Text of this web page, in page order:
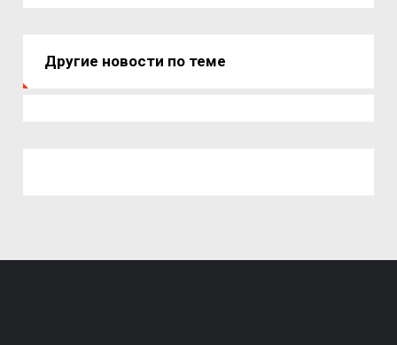
Другие новости по теме